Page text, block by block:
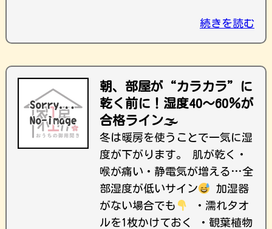
続きを読む
朝、部屋が“カラカラ”に
乾く前に！湿度40〜60％が
合格ライン🌫
冬は暖房を使うことで一気に湿
度が下がります。 肌が乾く・
喉が痛い・静電気が増える…全
部湿度が低いサイン
加湿器
がない場合でも
・濡れタオ
ルを1枚かけておく ・観葉植物